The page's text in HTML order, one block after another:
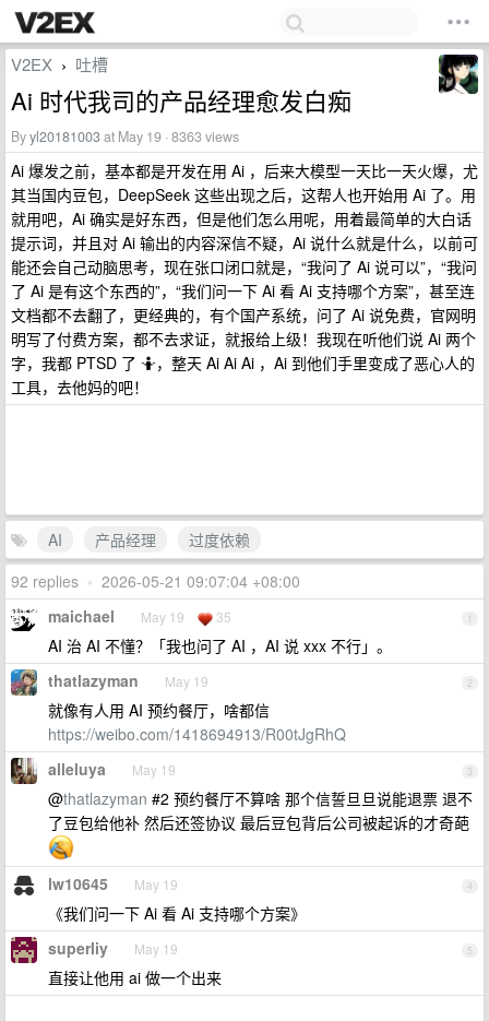
V2EX › 吐槽
Ai 时代我司的产品经理愈发白痴
Byyl20181003at May 19 · 8363 views
Ai 爆发之前，基本都是开发在用 Ai ，后来大模型一天比一天火爆，尤
其当国内豆包，DeepSeek 这些出现之后，这帮人也开始用 Ai 了。用
就用吧，Ai 确实是好东西，但是他们怎么用呢，用着最简单的大白话
提示词，并且对 Ai 输出的内容深信不疑，Ai 说什么就是什么，以前可
能还会自己动脑思考，现在张口闭口就是，“我问了 Ai 说可以”，“我问
了 Ai 是有这个东西的”，“我们问一下 Ai 看 Ai 支持哪个方案”，甚至连
文档都不去翻了，更经典的，有个国产系统，问了 Ai 说免费，官网明
明写了付费方案，都不去求证，就报给上级！我现在听他们说 Ai 两个
字，我都 PTSD 了 🤷‍，整天 Ai Ai Ai ，Ai 到他们手里变成了恶心人的
工具，去他妈的吧！
AI 产品经理
过度依赖
92 replies • 2026-05-21 09:07:04 +08:00
1
maichael May 19 35
AI 治 AI 不懂？「我也问了 AI ，AI 说 xxx 不行」。
2
thatlazyman May 19
就像有人用 AI 预约餐厅，啥都信
https://weibo.com/1418694913/R00tJgRhQ
3
alleluya May 19
@thatlazyman #2 预约餐厅不算啥 那个信誓旦旦说能退票 退不
了豆包给他补 然后还签协议 最后豆包背后公司被起诉的才奇葩
4
lw10645 May 19
《我们问一下 Ai 看 Ai 支持哪个方案》
5
superliy May 19
直接让他用 ai 做一个出来